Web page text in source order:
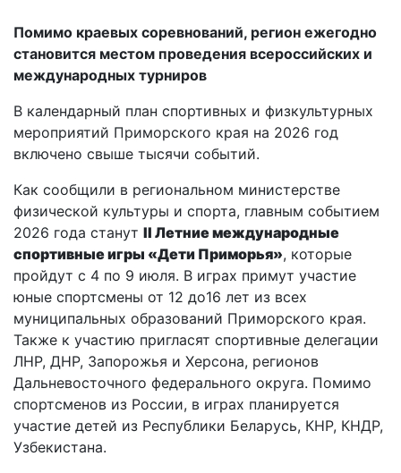
Помимо краевых соревнований, регион ежегодно
становится местом проведения всероссийских и
международных турниров
В календарный план спортивных и физкультурных
мероприятий Приморского края на 2026 год
включено свыше тысячи событий.
Как сообщили в региональном министерстве
физической культуры и спорта, главным событием
2026 года станут II Летние международные
спортивные игры «Дети Приморья», которые
пройдут с 4 по 9 июля. В играх примут участие
юные спортсмены от 12 до16 лет из всех
муниципальных образований Приморского края.
Также к участию пригласят спортивные делегации
ЛНР, ДНР, Запорожья и Херсона, регионов
Дальневосточного федерального округа. Помимо
спортсменов из России, в играх планируется
участие детей из Республики Беларусь, КНР, КНДР,
Узбекистана.